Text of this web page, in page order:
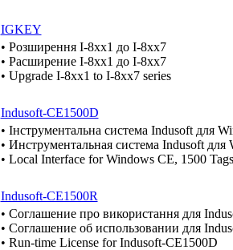
IGKEY
• Розширення I-8xx1 до I-8xx7
• Расширение I-8xx1 до I-8xx7
• Upgrade I-8xx1 to I-8xx7 series
Indusoft-CE1500D
• Інструментальна система Indusoft для
• Инструментальная система Indusoft для
• Local Interface for Windows CE, 1500 Tags
Indusoft-CE1500R
• Cоглашение про використання для
• Cоглашение об использовании для
• Run-time License for Indusoft-CE1500D